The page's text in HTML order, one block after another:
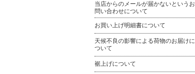
当店からのメールが届かないというお
問い合わせについて
お買い上げ明細書について
天候不良の影響による荷物のお届けに
ついて
裾上げについて